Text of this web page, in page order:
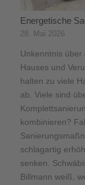
Energetische
28. Mai 2026
Unkenntnis
Hauses und
halten zu viele
ab. Viele sind
kombinieren?
schlagartig
senken.
Billmann weiß,